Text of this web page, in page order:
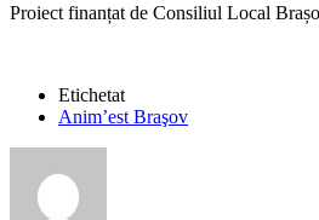
Proiect finanțat de Consiliul Local
Etichetat
Anim’est Braşov